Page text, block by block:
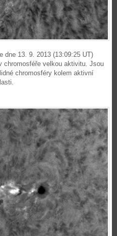
dne 13. 9. 2013 (13:09:25 UT)
chromosféře velkou aktivitu. Jsou
chromosféry kolem aktivní